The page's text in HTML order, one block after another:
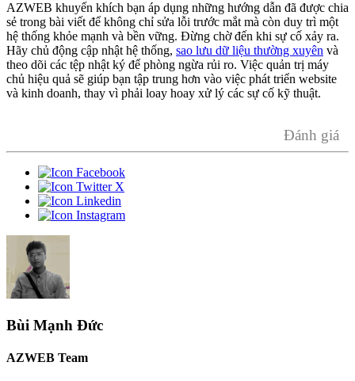
AZWEB khuyến khích bạn áp dụng những hướng dẫn đã được chia
sẻ trong bài viết để không chỉ sửa lỗi trước mắt mà còn duy trì một
hệ thống khỏe mạnh và bền vững. Đừng chờ đến khi sự cố xảy ra.
Hãy chủ động cập nhật hệ thống, sao lưu dữ liệu thường xuyên và
theo dõi các tệp nhật ký để phòng ngừa rủi ro. Việc quản trị máy
chủ hiệu quả sẽ giúp bạn tập trung hơn vào việc phát triển website
và kinh doanh, thay vì phải loay hoay xử lý các sự cố kỹ thuật.
Đánh giá
Bùi Mạnh Đức
AZWEB Team